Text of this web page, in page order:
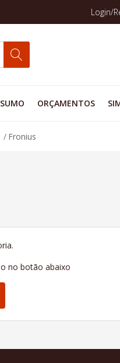
Login/
ORÇAMENTOS
Fronius
no botão abaixo